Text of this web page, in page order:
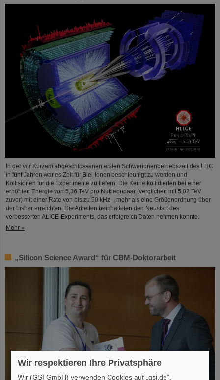
In der vor Kurzem abgeschlossenen ersten Schwerionenbetriebszeit des LHC
in fünf Jahren war es Zeit für Blei-Ionen beschleunigt zu werden und
Kollisionen für die Experimente zu liefern. Die Kerne kollidierten bei einer
erhöhten Energie von 5,36 TeV pro Nukleonpaar (verglichen mit 5,02 TeV
zuvor) mit einer Rate von bis zu 50 kHz – mehr als eine Größenordnung über
der bisher erreichten. Die Arbeiten beinhalteten den Neustart des
verbesserten ALICE-Experiments, das erfolgreich Daten nehmen konnte.
Mehr »
„Silicon Science Award“ für CBM-Doktorarbeit
Wir respektieren Ihre Privatsphäre
Wir (GSI GmbH) verwenden Cookies auf „gsi.de“.